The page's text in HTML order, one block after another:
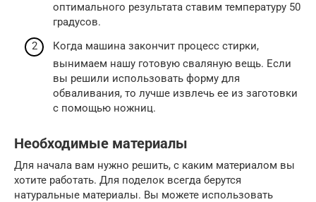
оптимального результата ставим температуру 50
градусов.
Когда машина закончит процесс стирки,
вынимаем нашу готовую сваляную вещь. Если
вы решили использовать форму для
обваливания, то лучше извлечь ее из заготовки
с помощью ножниц.
Необходимые материалы
Для начала вам нужно решить, с каким материалом вы
хотите работать. Для поделок всегда берутся
натуральные материалы. Вы можете использовать